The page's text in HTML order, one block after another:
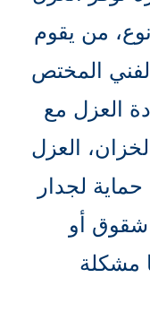
من يقوم
المختص
العزل مع
العزل
لجدار
أو
مشكلة